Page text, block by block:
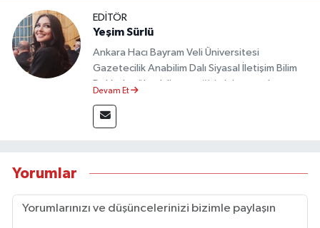
EDİTÖR
Yeşim Sürlü
Ankara Hacı Bayram Veli Üniversitesi
Gazetecilik Anabilim Dalı Siyasal İletişim Bilim
Dalı’nda yüksek lisans eğitimini tamamlamıştır.
akademik çalışmalar gerçekleştirmiştir.
Taşköprü Postası internet haber sitesinde
Devam Et
Yorumlar